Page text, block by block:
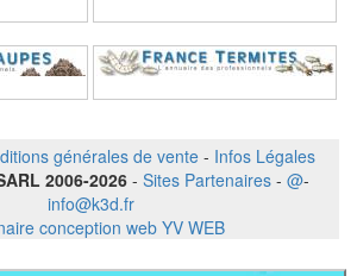
générales de vente - Infos Légales
2006-2026 - Sites Partenaires - @-
info@k3d.fr
conception web YV WEB